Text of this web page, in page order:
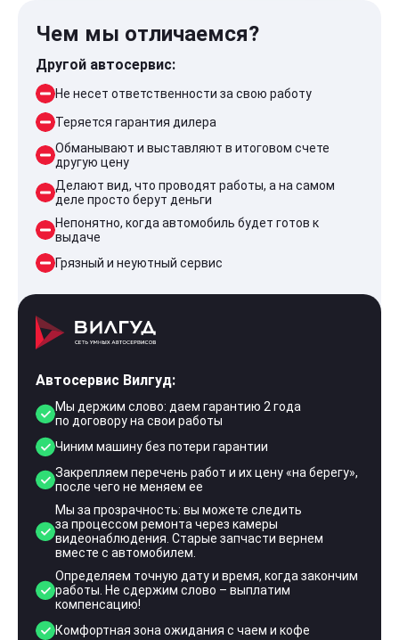
Чем мы отличаемся?
Другой автосервис:
Не несет ответственности за свою работу
Теряется гарантия дилера
Обманывают и выставляют в итоговом счете
другую цену
Делают вид, что проводят работы, а на самом
деле просто берут деньги
Непонятно, когда автомобиль будет готов к
выдаче
Грязный и неуютный сервис
Автосервис Вилгуд:
Мы держим слово: даем гарантию 2 года
по договору на свои работы
Чиним машину без потери гарантии
Закрепляем перечень работ и их цену «на берегу»,
после чего не меняем ее
Мы за прозрачность: вы можете следить
за процессом ремонта через камеры
видеонаблюдения. Старые запчасти вернем
вместе с автомобилем.
Определяем точную дату и время, когда закончим
работы. Не сдержим слово – выплатим
компенсацию!
Комфортная зона ожидания с чаем и кофе